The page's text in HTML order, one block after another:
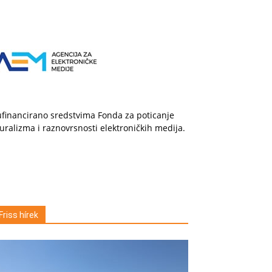
sredstvima Fonda za poticanje
i raznovrsnosti elektroničkih medija.
Friss hírek